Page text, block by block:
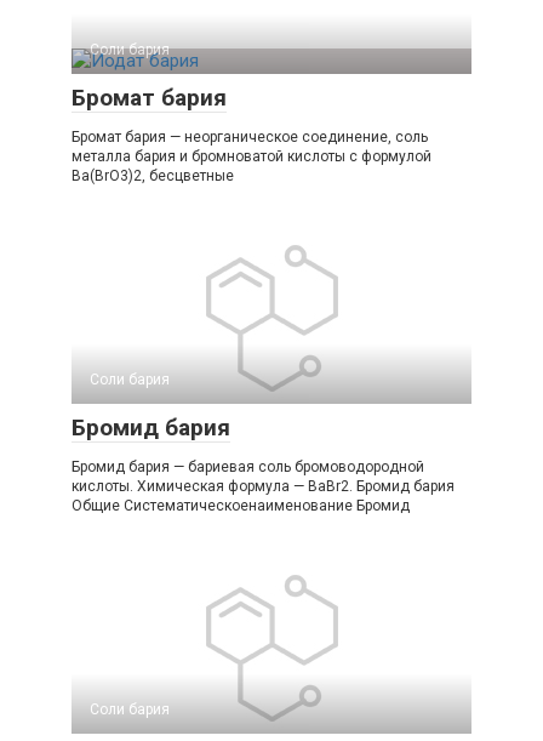
Соли бария‎
Бромат бария
Бромат бария — неорганическое соединение, соль
металла бария и бромноватой кислоты с формулой
Ba(BrO3)2, бесцветные
Соли бария‎
Бромид бария
Бромид бария — бариевая соль бромоводородной
кислоты. Химическая формула — BaBr2. Бромид бария
Общие Систематическоенаименование Бромид
Соли бария‎